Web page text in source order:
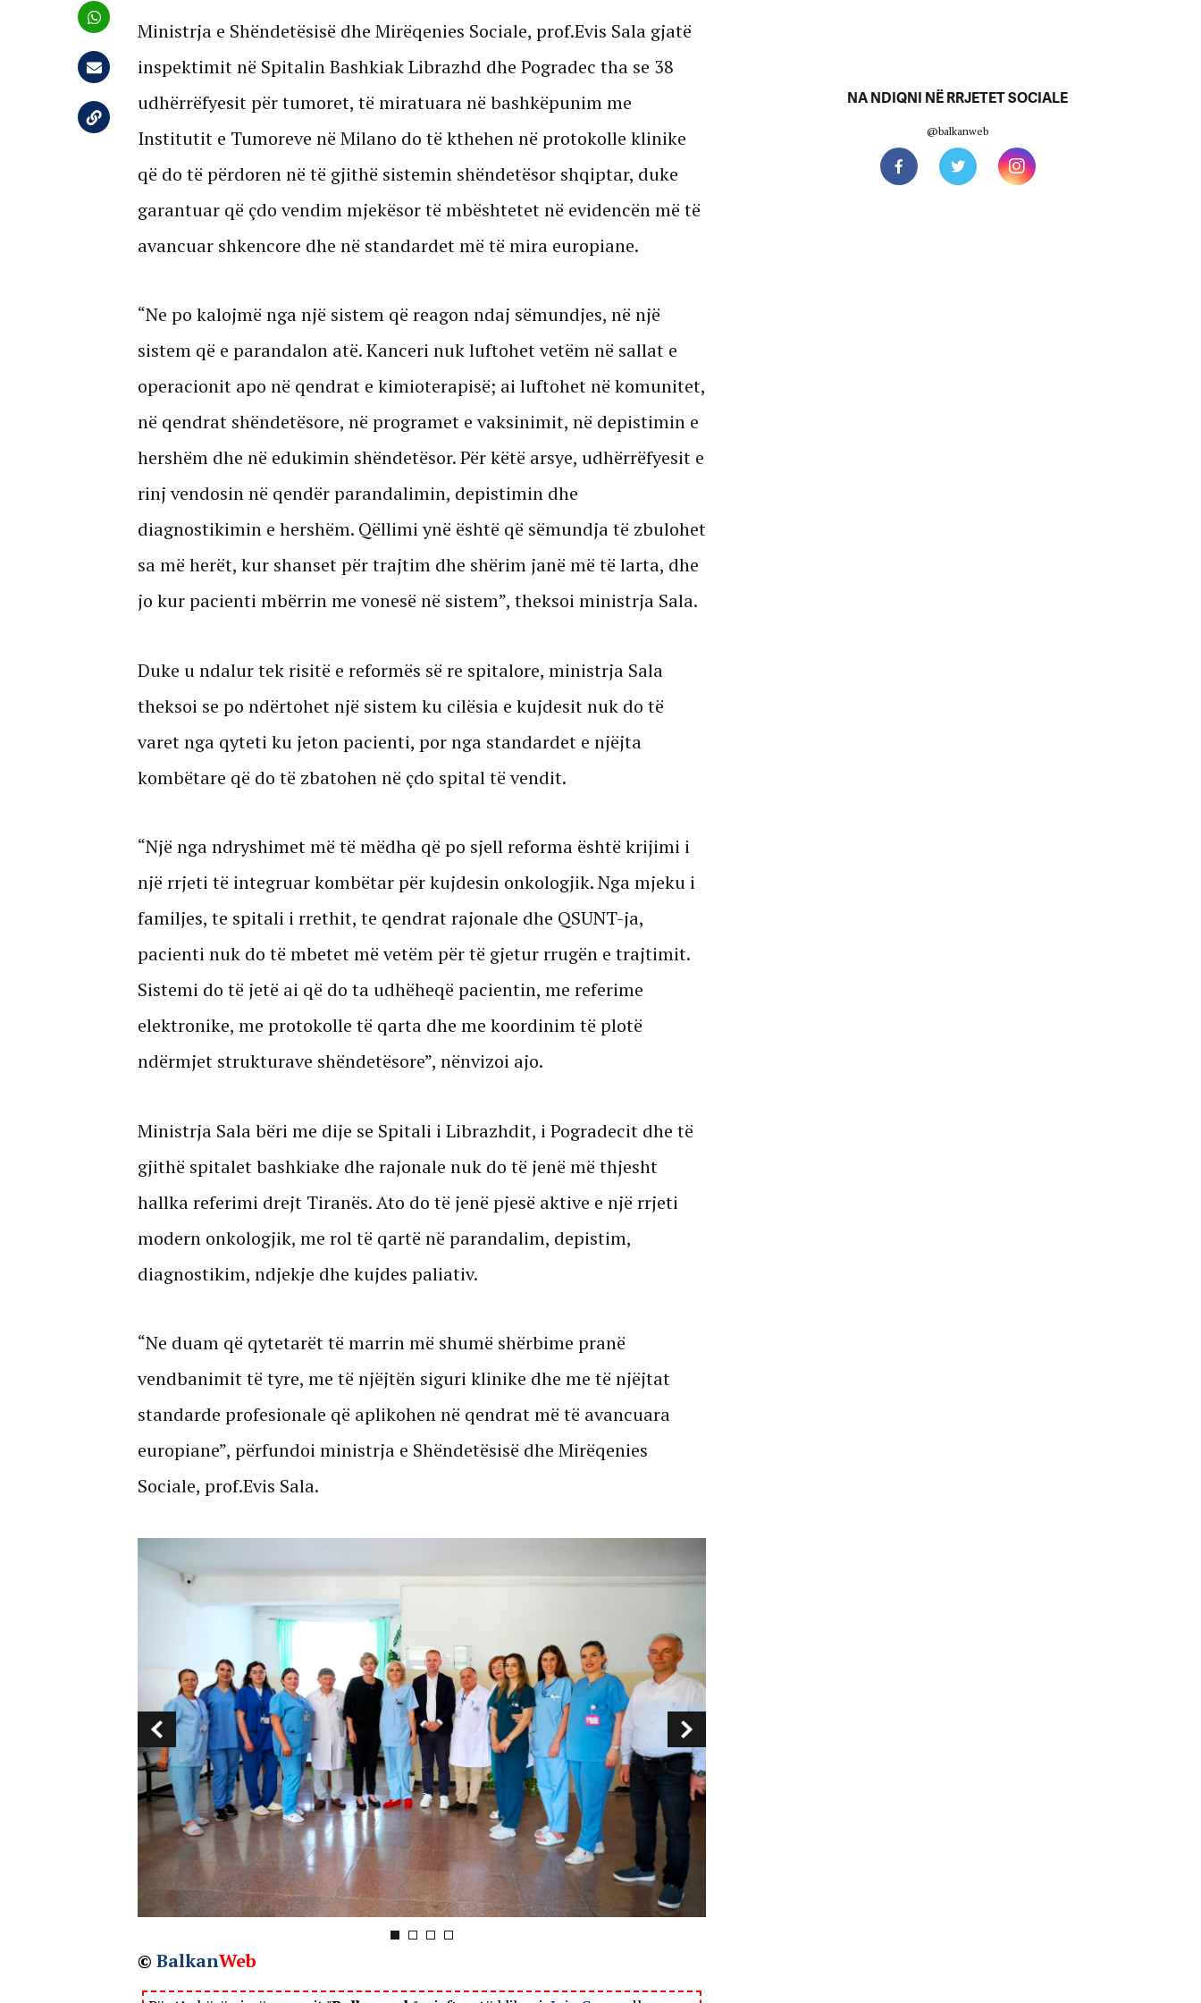
Ministrja e Shëndetësisë dhe Mirëqenies Sociale, prof.Evis Sala gjatë
inspektimit në Spitalin Bashkiak Librazhd dhe Pogradec tha se 38
udhërrëfyesit për tumoret, të miratuara në bashkëpunim me
Institutit e Tumoreve në Milano do të kthehen në protokolle klinike
që do të përdoren në të gjithë sistemin shëndetësor shqiptar, duke
garantuar që çdo vendim mjekësor të mbështetet në evidencën më të
avancuar shkencore dhe në standardet më të mira europiane.
“Ne po kalojmë nga një sistem që reagon ndaj sëmundjes, në një
sistem që e parandalon atë. Kanceri nuk luftohet vetëm në sallat e
operacionit apo në qendrat e kimioterapisë; ai luftohet në komunitet,
në qendrat shëndetësore, në programet e vaksinimit, në depistimin e
hershëm dhe në edukimin shëndetësor. Për këtë arsye, udhërrëfyesit e
rinj vendosin në qendër parandalimin, depistimin dhe
diagnostikimin e hershëm. Qëllimi ynë është që sëmundja të zbulohet
sa më herët, kur shanset për trajtim dhe shërim janë më të larta, dhe
jo kur pacienti mbërrin me vonesë në sistem”, theksoi ministrja Sala.
Duke u ndalur tek risitë e reformës së re spitalore, ministrja Sala
theksoi se po ndërtohet një sistem ku cilësia e kujdesit nuk do të
varet nga qyteti ku jeton pacienti, por nga standardet e njëjta
kombëtare që do të zbatohen në çdo spital të vendit.
“Një nga ndryshimet më të mëdha që po sjell reforma është krijimi i
një rrjeti të integruar kombëtar për kujdesin onkologjik. Nga mjeku i
familjes, te spitali i rrethit, te qendrat rajonale dhe QSUNT-ja,
pacienti nuk do të mbetet më vetëm për të gjetur rrugën e trajtimit.
Sistemi do të jetë ai që do ta udhëheqë pacientin, me referime
elektronike, me protokolle të qarta dhe me koordinim të plotë
ndërmjet strukturave shëndetësore”, nënvizoi ajo.
Ministrja Sala bëri me dije se Spitali i Librazhdit, i Pogradecit dhe të
gjithë spitalet bashkiake dhe rajonale nuk do të jenë më thjesht
hallka referimi drejt Tiranës. Ato do të jenë pjesë aktive e një rrjeti
modern onkologjik, me rol të qartë në parandalim, depistim,
diagnostikim, ndjekje dhe kujdes paliativ.
“Ne duam që qytetarët të marrin më shumë shërbime pranë
vendbanimit të tyre, me të njëjtën siguri klinike dhe me të njëjtat
standarde profesionale që aplikohen në qendrat më të avancuara
europiane”, përfundoi ministrja e Shëndetësisë dhe Mirëqenies
Sociale, prof.Evis Sala.
© BalkanWeb
NA NDIQNI NË RRJETET SOCIALE
@balkanweb